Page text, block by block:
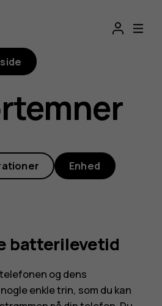
Enhed
batterilevetid
og dens
enkle trin, som du kan